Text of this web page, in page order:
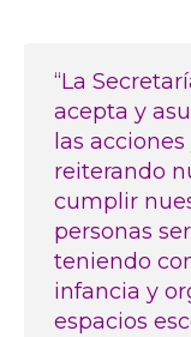
“La
acepta y
las
reiterando
cumplir
personas
teniendo
infancia y
espacios